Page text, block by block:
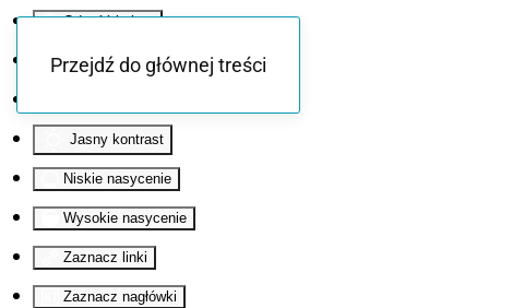
Odwróć kolory
Monochromatyczny
Jasny kontrast
Niskie nasycenie
Wysokie nasycenie
Zaznacz linki
Zaznacz nagłówki
Przejdź do głównej treści